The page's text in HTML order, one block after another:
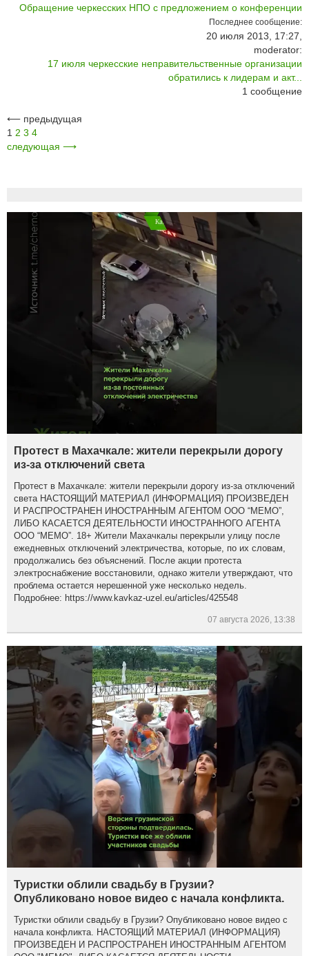
Обращение черкесских НПО с предложением о конференции
Последнее сообщение:
20 июля 2013, 17:27,
moderator:
17 июля черкесские неправительственные организации
обратились к лидерам и акт...
1 сообщение
⟵ предыдущая
1 2 3 4
следующая ⟶
Протест в Махачкале: жители перекрыли дорогу
из-за отключений света
Протест в Махачкале: жители перекрыли дорогу из-за отключений
света НАСТОЯЩИЙ МАТЕРИАЛ (ИНФОРМАЦИЯ) ПРОИЗВЕДЕН
И РАСПРОСТРАНЕН ИНОСТРАННЫМ АГЕНТОМ ООО “МЕМО”,
ЛИБО КАСАЕТСЯ ДЕЯТЕЛЬНОСТИ ИНОСТРАННОГО АГЕНТА
ООО “МЕМО”. 18+ Жители Махачкалы перекрыли улицу после
ежедневных отключений электричества, которые, по их словам,
продолжались без объяснений. После акции протеста
электроснабжение восстановили, однако жители утверждают, что
проблема остается нерешенной уже несколько недель.
Подробнее: https://www.kavkaz-uzel.eu/articles/425548
07 августа 2026, 13:38
Туристки облили свадьбу в Грузии?
Опубликовано новое видео с начала конфликта.
Туристки облили свадьбу в Грузии? Опубликовано новое видео с
начала конфликта. НАСТОЯЩИЙ МАТЕРИАЛ (ИНФОРМАЦИЯ)
ПРОИЗВЕДЕН И РАСПРОСТРАНЕН ИНОСТРАННЫМ АГЕНТОМ